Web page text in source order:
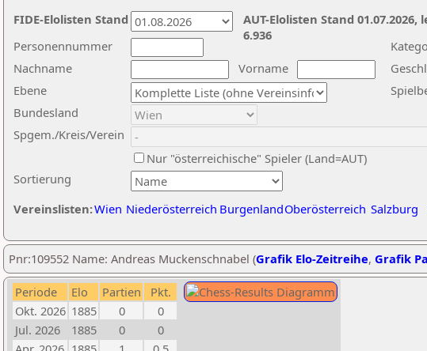
Nachname
Vorname
Ebene
Sortierung
Personennummer
Bundesland
Spgem./Kreis/Verein
Nur "österreichische" Spieler (Land=AUT)
Vereinslisten:Wien Niederösterreich BurgenlandOberösterreich Salzburg
AUT-Elolisten Stand
6.936
FIDE-Elolisten Stand
Pnr:109552 Name: Andreas Muckenschnabel (Grafik Elo-Zeitreihe, Grafik
Periode Elo Partien
Pkt.
Okt. 2026 1885 0
0
Jul. 2026
1885 0
0